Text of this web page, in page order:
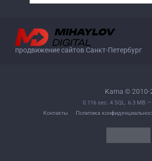
продвижение сайтов Санкт-Петербург
Kama © 2010-
0.116 sec. 4 SQL. 6.3 MB —
Контакты
Политика